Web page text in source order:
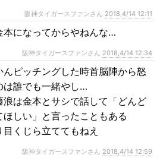
阪神タイガースファンさん 2018,4/14 12:11
本になってからやねんな…
阪神タイガースファンさん 2018,4/14 12:34
んピッチングした時首脳陣から怒
は誰でも一緒やし…
浪は金本とサシで話して「どんど
ほしい」と言ったこともある
目くじら立ててもねえ
阪神タイガースファンさん 2018,4/14 12:59